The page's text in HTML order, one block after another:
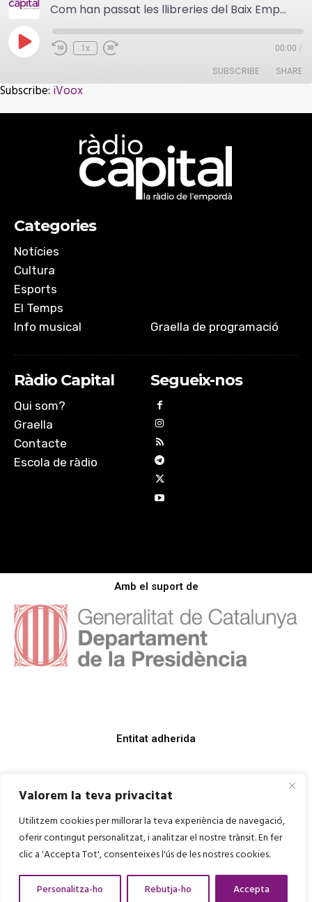
Valorem la teva privacitat
Utilitzem cookies per millorar la teva experiència de navegació,
oferir contingut personalitzat, i analitzar el nostre trànsit. En fer
clic a 'Accepta Tot', consenteixes l'ús de les nostres cookies.
Personalitza-ho Rebutja-ho Accepta
Com han passat les llibreries del Baix Empordà aquest Sant Jordi?
Play
Episode
1x 00:00 /
SUBSCRIBE SHARE
iVoox
SHARE
EMBED
Subscribe: iVoox
Categories
Notícies
Cultura
Esports
El Temps
Info musical
Graella de programació
Ràdio Capital
Qui som?
Graella
Contacte
Escola de ràdio
Segueix-nos
Amb el suport de
Entitat adherida